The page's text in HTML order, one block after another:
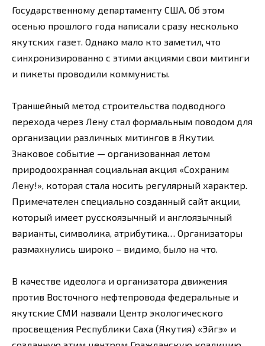
Государственному департаменту США. Об этом
осенью прошлого года написали сразу несколько
якутских газет. Однако мало кто заметил, что
синхронизированно с этими акциями свои митинги
и пикеты проводили коммунисты.
Траншейный метод строительства подводного
перехода через Лену стал формальным поводом для
организации различных митингов в Якутии.
Знаковое событие — организованная летом
природоохранная социальная акция «Сохраним
Лену!», которая стала носить регулярный характер.
Примечателен специально созданный сайт акции,
который имеет русскоязычный и англоязычный
варианты, символика, атрибутика… Организаторы
размахнулись широко – видимо, было на что.
В качестве идеолога и организатора движения
против Восточного нефтепровода федеральные и
якутские СМИ назвали Центр экологического
просвещения Республики Саха (Якутия) «Эйгэ» и